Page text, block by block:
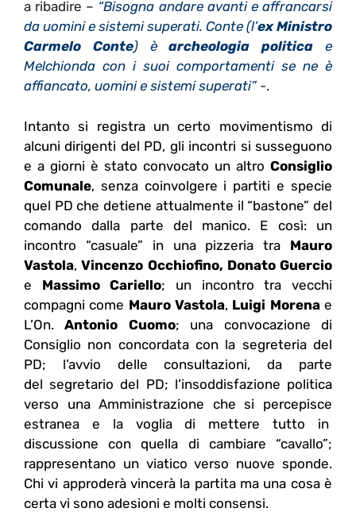
a ribadire – “Bisogna andare avanti e affrancarsi
da uomini e sistemi superati. Conte (l’ex Ministro
Carmelo Conte) èarcheologia politica e
Melchionda con i suoi comportamenti se ne è
affiancato, uomini e sistemi superati”-.
Intanto si registra un certo movimentismo di
alcuni dirigenti del PD, gli incontri si susseguono
e a giorni è stato convocato un altro Consiglio
Comunale, senza coinvolgere i partiti e specie
quel PD che detiene attualmente il “bastone” del
comando dalla parte del manico. E così: un
incontro “casuale” in una pizzeria tra Mauro
Vastola,Vincenzo Occhiofino, Donato Guercio
e Massimo Cariello; un incontro tra vecchi
compagni come Mauro Vastola, Luigi Morenae
L’On.Antonio Cuomo; una convocazione di
Consiglio non concordata con la segreteria del
PD; l’avvio delle consultazioni, da parte
del segretario del PD; l’insoddisfazione politica
verso una Amministrazione che si percepisce
estranea e la voglia di mettere tutto in
discussione con quella di cambiare “cavallo”;
rappresentano un viatico verso nuove sponde.
Chi vi approderà vincerà la partita ma una cosa è
certa vi sono adesioni e molti consensi.